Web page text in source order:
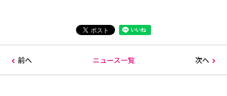
前へ ニュース一覧 次へ